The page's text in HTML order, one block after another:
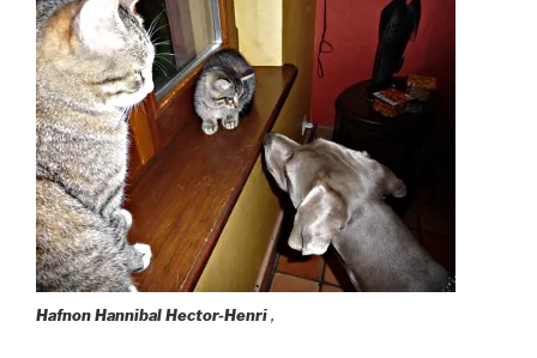
Hafnon Hannibal Hector-Henri,